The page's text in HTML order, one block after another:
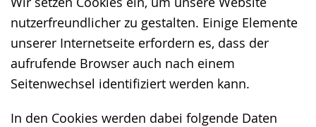
nutzerfreundlicher zu gestalten. Einige Elemente
unserer Internetseite erfordern es, dass der
aufrufende Browser auch nach einem
Seitenwechsel identifiziert werden kann.
In den Cookies werden dabei folgende Daten